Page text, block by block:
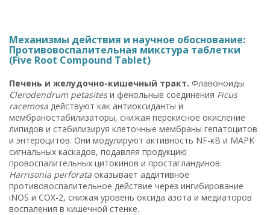
Механизмы действия и научное обоснование:
Противовоспалительная микстура таблетки
(Five Root Compound Tablet)
Печень и желудочно-кишечный тракт. Флавоноиды
Clerodendrum petasitesи фенольные соединения Ficus
racemosa действуют как антиоксиданты и
мембраностабилизаторы, снижая перекисное окисление
липидов и стабилизируя клеточные мембраны гепатоцитов
и энтероцитов. Они модулируют активность NF-κB и MAPK
сигнальных каскадов, подавляя продукцию
провоспалительных цитокинов и простагландинов.
Harrisonia perforata оказывает аддитивное
противовоспалительное действие через ингибирование
iNOS и COX-2, снижая уровень оксида азота и медиаторов
воспаления в кишечной стенке.